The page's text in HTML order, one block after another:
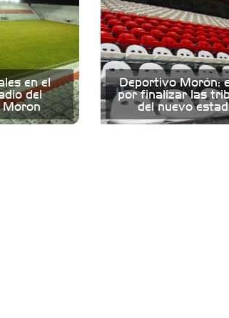
en el
del
Deportivo Morón:
por finalizar las
del nuevo